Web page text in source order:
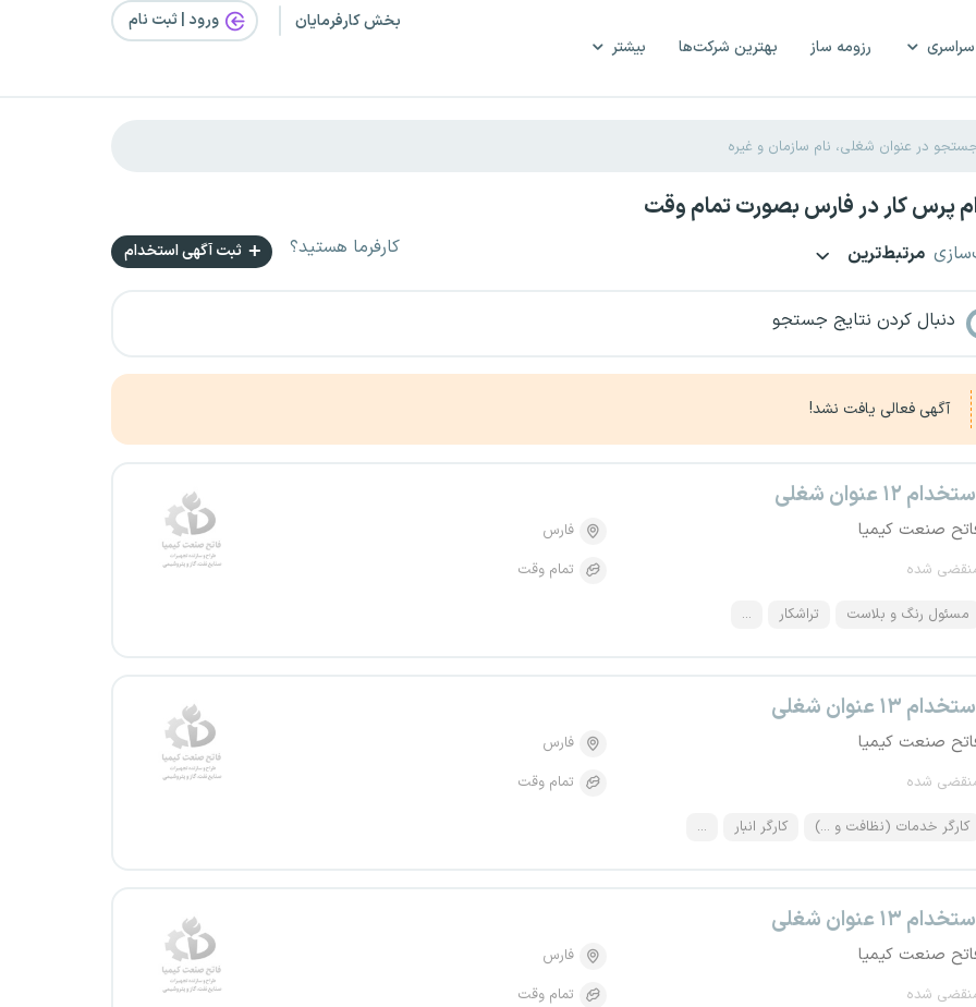
رزومه ساز بهترین شرکت‌ها بیشتر
بخش کارفرمایان ورود | ثبت‌ نام
پرس کار در فارس بصورت تمام وقت
مرتبط‌ترین کارفرما هستید؟ ثبت آگهی استخدام
دنبال کردن نتایج جستجو
آگهی فعالی یافت نشد!
۱۲ عنوان شغلی
صنعت کیمیا
شده
فارس
تمام وقت
مسئول رنگ و بلاست تراشکار ...
۱۳ عنوان شغلی
صنعت کیمیا
شده
فارس
تمام وقت
کارگر خدمات (نظافت و ...) کارگر انبار ...
۱۳ عنوان شغلی
صنعت کیمیا
شده
فارس
تمام وقت